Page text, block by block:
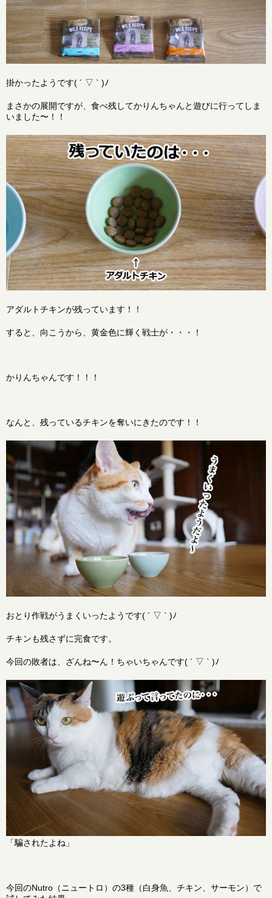
掛かったようです( ´ ▽ ` )ﾉ
まさかの展開ですが、食べ残してかりんちゃんと遊びに行ってしま
いました〜！！
アダルトチキンが残っています！！
すると、向こうから、黄金色に輝く戦士が・・・！
かりんちゃんです！！！
なんと、残っているチキンを奪いにきたのです！！
おとり作戦がうまくいったようです( ´ ▽ ` )ﾉ
チキンも残さずに完食です。
今回の敗者は、ざんね〜ん！ちゃいちゃんです( ´ ▽ ` )ﾉ
「騙されたよね」
今回のNutro（ニュートロ）の3種（白身魚、チキン、サーモン）で